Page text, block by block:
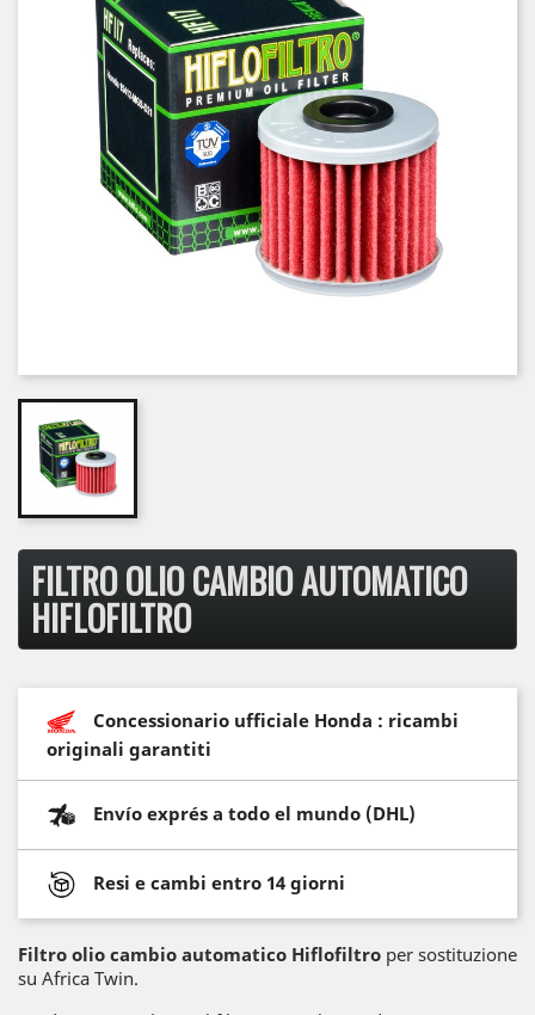
FILTRO OLIO CAMBIO AUTOMATICO
HIFLOFILTRO
Concessionario ufficiale Honda : ricambi
originali garantiti
Envío exprés a todo el mundo (DHL)
Resi e cambi entro 14 giorni
Filtro olio cambio automatico Hiflofiltro per sostituzione
su Africa Twin.